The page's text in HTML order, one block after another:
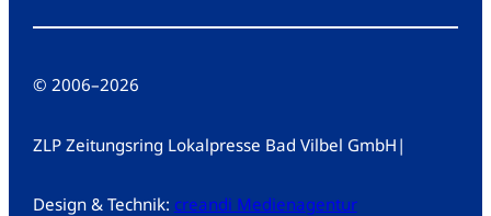
© 2006–2026
ZLP Zeitungsring Lokalpresse Bad Vilbel GmbH |
Design & Technik: creandi Medienagentur